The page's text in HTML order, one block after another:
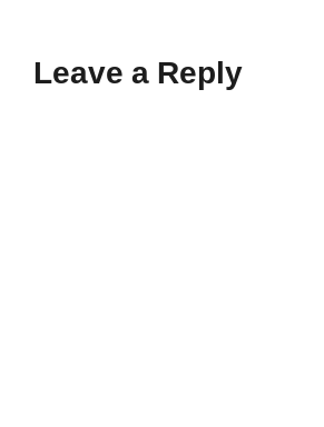
Leave a Reply